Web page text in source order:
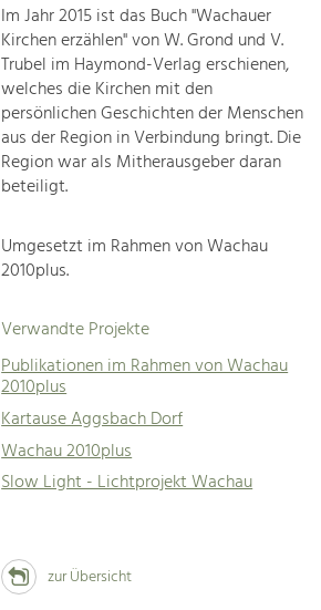
Im Jahr 2015 ist das Buch "Wachauer
Kirchen erzählen" von W. Grond und V.
Trubel im Haymond-Verlag erschienen,
welches die Kirchen mit den
persönlichen Geschichten der Menschen
aus der Region in Verbindung bringt. Die
Region war als Mitherausgeber daran
beteiligt.
Umgesetzt im Rahmen von Wachau
2010plus.
Verwandte Projekte
Publikationen im Rahmen von Wachau
2010plus
Kartause Aggsbach Dorf
Wachau 2010plus
Slow Light - Lichtprojekt Wachau
zur Übersicht